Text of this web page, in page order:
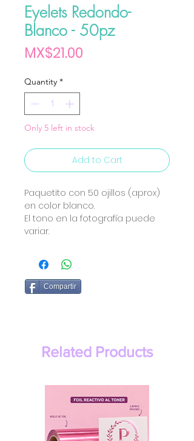
Eyelets Redondo-
Blanco - 50pz
MX$21.00
Quantity *
Only 5 left in stock
Add to Cart
Paquetito con 50 ojillos (aprox)
en color blanco.
El tono en la fotografía puede
variar.
Compartir
Related Products